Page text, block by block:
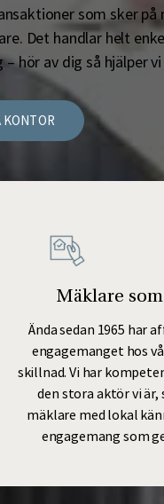
som sker på
Det handlar helt
hör av dig så hjälper
KONTOR
Mäklare
Ända sedan 1965 har
engagemanget hos
skillnad. Vi har
den stora aktör vi
mäklare med lokal
engagemang som